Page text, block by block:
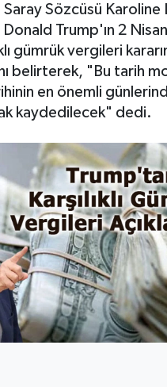
Sözcüsü
Donald Trump'ın 2
gümrük vergileri
belirterek, "Bu tarih
en önemli
kaydedilecek" dedi.